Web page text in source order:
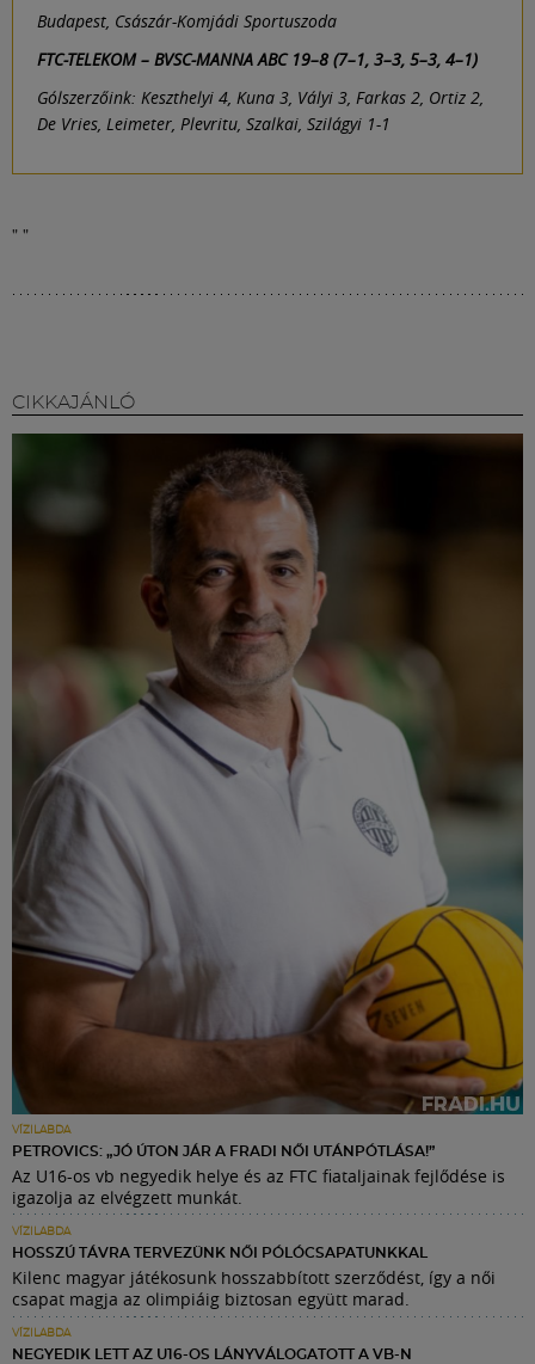
Budapest, Császár-Komjádi Sportuszoda
FTC-TELEKOM – BVSC-MANNA ABC 19–8 (7–1, 3–3, 5–3, 4–1)
Gólszerzőink: Keszthelyi 4, Kuna 3, Vályi 3, Farkas 2, Ortiz 2,
De Vries, Leimeter, Plevritu, Szalkai, Szilágyi 1-1
" "
CIKKAJÁNLÓ
VÍZILABDA
PETROVICS: „JÓ ÚTON JÁR A FRADI NŐI UTÁNPÓTLÁSA!”
Az U16-os vb negyedik helye és az FTC fiataljainak fejlődése is
igazolja az elvégzett munkát.
VÍZILABDA
HOSSZÚ TÁVRA TERVEZÜNK NŐI PÓLÓCSAPATUNKKAL
Kilenc magyar játékosunk hosszabbított szerződést, így a női
csapat magja az olimpiáig biztosan együtt marad.
VÍZILABDA
NEGYEDIK LETT AZ U16-OS LÁNYVÁLOGATOTT A VB-N